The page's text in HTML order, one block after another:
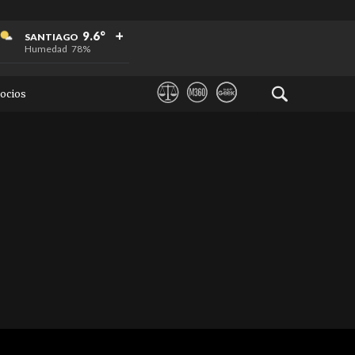
SANTIAGO 9.6°
Humedad 78%
+
+
+